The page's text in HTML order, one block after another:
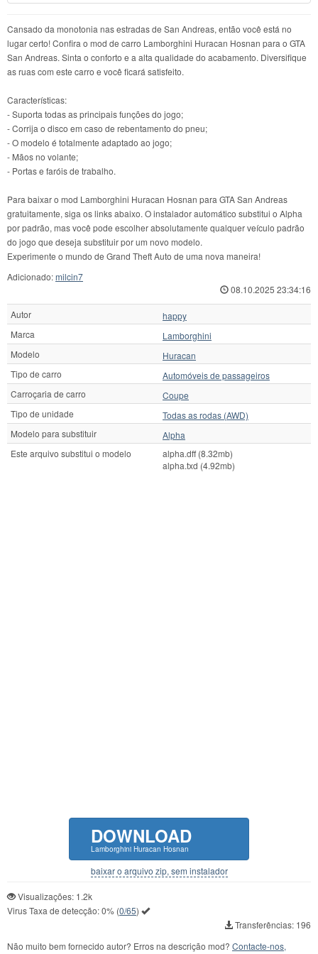
Cansado da monotonia nas estradas de San Andreas, então você está no
lugar certo! Confira o mod de carro Lamborghini Huracan Hosnan para o GTA
San Andreas. Sinta o conforto e a alta qualidade do acabamento. Diversifique
as ruas com este carro e você ficará satisfeito.
Características:
- Suporta todas as principais funções do jogo;
- Corrija o disco em caso de rebentamento do pneu;
- O modelo é totalmente adaptado ao jogo;
- Mãos no volante;
- Portas e faróis de trabalho.
Para baixar o mod Lamborghini Huracan Hosnan para GTA San Andreas
gratuitamente, siga os links abaixo. O instalador automático substitui o Alpha
por padrão, mas você pode escolher absolutamente qualquer veículo padrão
do jogo que deseja substituir por um novo modelo.
Experimente o mundo de Grand Theft Auto de uma nova maneira!
Adicionado:milcin7
08.10.2025 23:34:16
Autor
happy
Marca
Lamborghini
Modelo
Huracan
Tipo de carro
Automóveis de passageiros
Carroçaria de carro
Coupe
Tipo de unidade
Todas as rodas (AWD)
Modelo para substituir
Alpha
Este arquivo substitui o modelo
alpha.dff (8.32mb)
alpha.txd (4.92mb)
DOWNLOAD
Lamborghini Huracan Hosnan
baixar o arquivo zip, sem instalador
Visualizações: 1.2k
Virus Taxa de detecção:0% (0/65)
Transferências: 196
Não muito bem fornecido autor? Erros na descrição mod? Contacte-nos,